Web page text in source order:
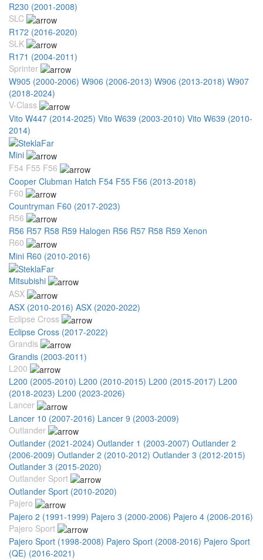
R230 (2001-2008)
SLC
R172 (2016-2020)
SLK
R171 (2004-2011)
Sprinter
W905 (2000-2006) W906 (2006-2013) W906 (2013-2018) W907
(2018-2024)
V-Class
Vito W447 (2014-2025) Vito W639 (2003-2010) Vito W639 (2010-
2014)
Mini
F54 F55 F56
Cooper Clubman Hatch F54 F55 F56 (2013-2018)
F60
Countryman F60 (2017-2023)
R56
R56 R57 R58 R59 Halogen R56 R57 R58 R59 Xenon
R60
Mini R60 (2010-2016)
Mitsubishi
ASX
ASX (2010-2016) ASX (2020-2022)
Eclipse Cross
Eclipse Cross (2017-2022)
Grandis
Grandis (2003-2011)
L200
L200 (2005-2010) L200 (2010-2015) L200 (2015-2017) L200
(2018-2023) L200 (2023-2026)
Lancer
Lancer 10 (2007-2016) Lancer 9 (2003-2009)
Outlander
Outlander (2021-2024) Outlander 1 (2003-2007) Outlander 2
(2006-2009) Outlander 2 (2010-2012) Outlander 3 (2012-2015)
Outlander 3 (2015-2020)
Outlander Sport
Outlander Sport (2010-2020)
Pajero
Pajero 2 (1991-1999) Pajero 3 (2000-2006) Pajero 4 (2006-2016)
Pajero Sport
Pajero Sport (1998-2008) Pajero Sport (2008-2016) Pajero Sport
(QE) (2016-2021)